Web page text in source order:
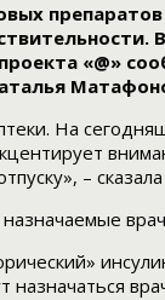
«@»
На
–
назначаться